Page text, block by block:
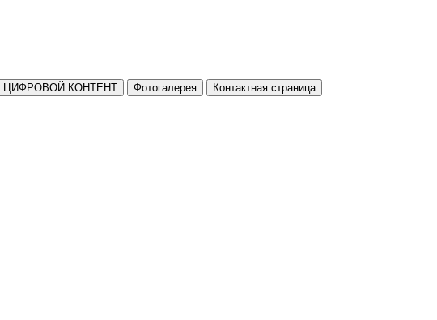
ЦИФРОВОЙ КОНТЕНТ Фотогалерея Контактная страница